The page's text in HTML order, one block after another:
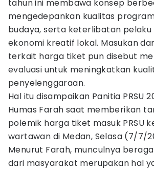
tahun ini membawa konsep
mengedepankan kualitas
budaya, serta keterlibatan pelaku
ekonomi kreatif lokal. Masukan
terkait harga tiket pun disebut
evaluasi untuk meningkatkan
penyelenggaraan.
Hal itu disampaikan Panitia PRSU
Humas Farah saat memberikan
polemik harga tiket masuk PRSU
wartawan di Medan, Selasa (7/7/
Menurut Farah, munculnya
dari masyarakat merupakan hal